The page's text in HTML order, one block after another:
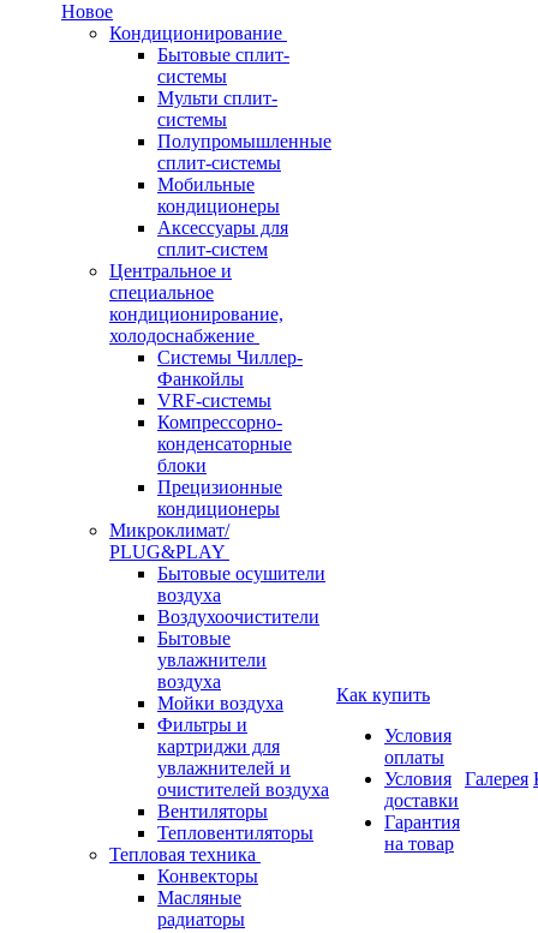
Новое
Кондиционирование
Бытовые сплит-
системы
Мульти сплит-
системы
Полупромышленные
сплит-системы
Мобильные
кондиционеры
Аксессуары для
сплит-систем
Центральное и
специальное
кондиционирование,
холодоснабжение
Системы Чиллер-
Фанкойлы
VRF-системы
Компрессорно-
конденсаторные
блоки
Прецизионные
кондиционеры
Микроклимат/
PLUG&PLAY
Бытовые осушители
воздуха
Воздухоочистители
Бытовые
увлажнители
воздуха
Мойки воздуха
Фильтры и
картриджи для
увлажнителей и
очистителей воздуха
Вентиляторы
Тепловентиляторы
Тепловая техника
Конвекторы
Масляные
радиаторы
Как купить
Условия
оплаты
Условия
доставки
Гарантия
на товар
Галерея